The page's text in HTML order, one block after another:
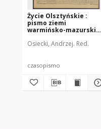
Życie Olsztyńskie :
pismo ziemi
warmińsko-mazurskiej,
Osiecki, Andrzej. Red.
czasopismo